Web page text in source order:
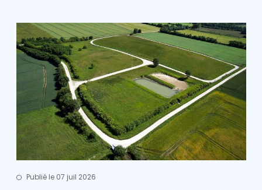
Publié le 07 juil 2026